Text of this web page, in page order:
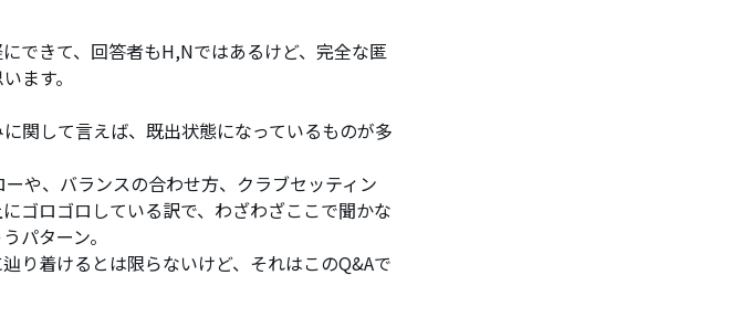
できて、回答者もH,Nではあるけど、完全な匿
ます。
関して言えば、既出状態になっているものが多
や、バランスの合わせ方、クラブセッティン
ゴロゴロしている訳で、わざわざここで聞かな
パターン。
り着けるとは限らないけど、それはこのQ&Aで